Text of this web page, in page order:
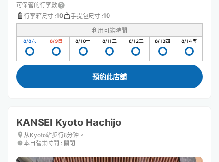
可保管的行李數
行李箱尺寸 :10 手提包尺寸 :10
利用可能時間
8/8六 8/9日 8/10一 8/11二 8/12三 8/13四 8/14五
預約此店舖
KANSEI Kyoto Hachijo
从Kyoto站步行8分钟。
本日營業時間 : 關閉